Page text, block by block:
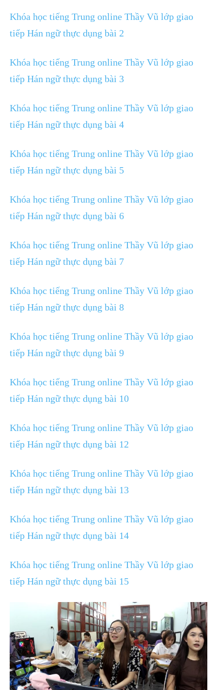
Khóa học tiếng Trung online Thầy Vũ lớp giao
tiếp Hán ngữ thực dụng bài 2
Khóa học tiếng Trung online Thầy Vũ lớp giao
tiếp Hán ngữ thực dụng bài 3
Khóa học tiếng Trung online Thầy Vũ lớp giao
tiếp Hán ngữ thực dụng bài 4
Khóa học tiếng Trung online Thầy Vũ lớp giao
tiếp Hán ngữ thực dụng bài 5
Khóa học tiếng Trung online Thầy Vũ lớp giao
tiếp Hán ngữ thực dụng bài 6
Khóa học tiếng Trung online Thầy Vũ lớp giao
tiếp Hán ngữ thực dụng bài 7
Khóa học tiếng Trung online Thầy Vũ lớp giao
tiếp Hán ngữ thực dụng bài 8
Khóa học tiếng Trung online Thầy Vũ lớp giao
tiếp Hán ngữ thực dụng bài 9
Khóa học tiếng Trung online Thầy Vũ lớp giao
tiếp Hán ngữ thực dụng bài 10
Khóa học tiếng Trung online Thầy Vũ lớp giao
tiếp Hán ngữ thực dụng bài 12
Khóa học tiếng Trung online Thầy Vũ lớp giao
tiếp Hán ngữ thực dụng bài 13
Khóa học tiếng Trung online Thầy Vũ lớp giao
tiếp Hán ngữ thực dụng bài 14
Khóa học tiếng Trung online Thầy Vũ lớp giao
tiếp Hán ngữ thực dụng bài 15